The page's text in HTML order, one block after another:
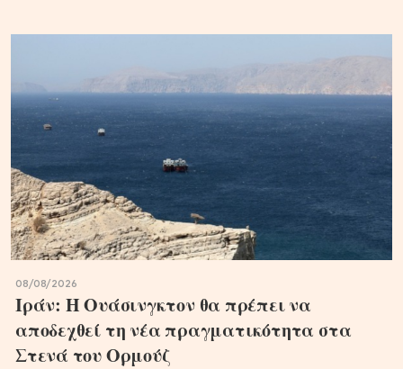
08/08/2026
Ιράν: Η Ουάσινγκτον θα πρέπει να
αποδεχθεί τη νέα πραγματικότητα στα
Στενά του Ορμούζ